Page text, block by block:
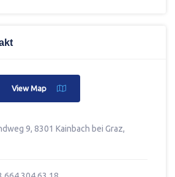
View Map
9, 8301 Kainbach bei Graz,